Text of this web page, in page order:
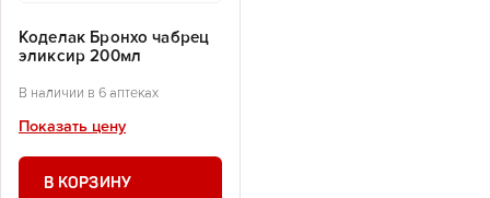
Коделак Бронхо чабрец
эликсир 200мл
В наличии в 6 аптеках
Показать цену
В КОРЗИНУ